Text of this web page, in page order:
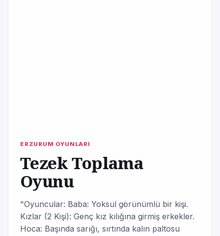
ERZURUM OYUNLARI
Tezek Toplama
Oyunu
"Oyuncular: Baba: Yoksul görünümlü bir kişi.
Kızlar (2 Kişi): Genç kız kılığına girmiş erkekler.
Hoca: Başında sarığı, sırtında kalın paltosu